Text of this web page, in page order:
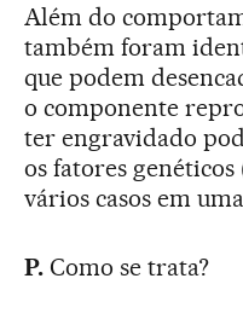
Além do
também foram
que podem
o componente
ter engravidado
os fatores
vários casos em
P.Como se trata?